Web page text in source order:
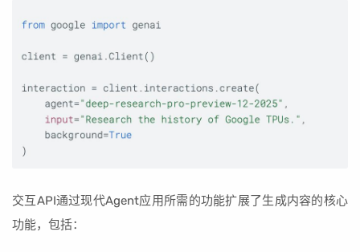
交互API通过现代Agent应用所需的功能扩展了生成内容的核心
功能，包括：